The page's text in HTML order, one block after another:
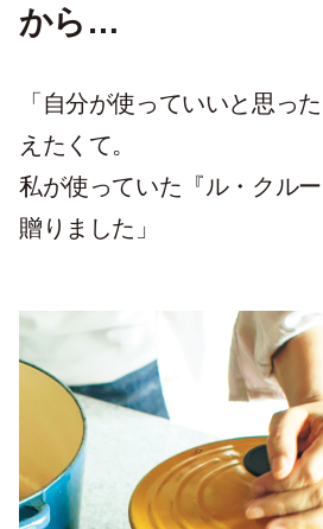
から…
「自分が使っていいと思っ
えたくて。
私が使っていた『ル・クル
贈りました」